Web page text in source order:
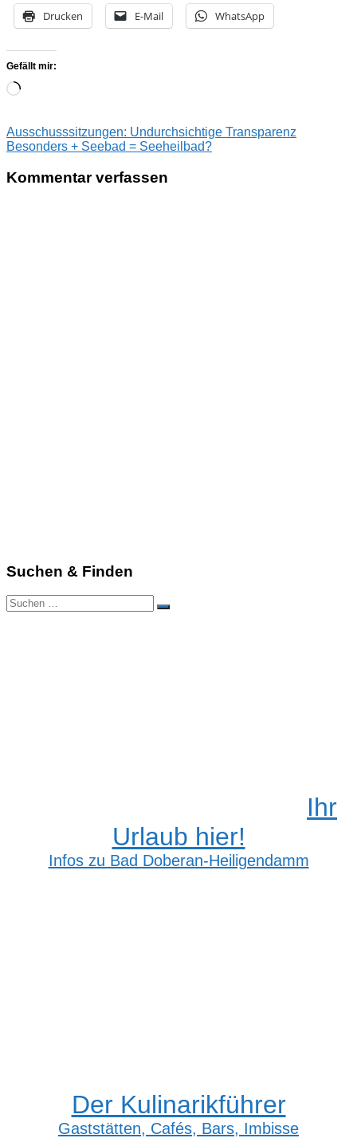
Drucken E-Mail WhatsApp
Gefällt mir:
Wird
Beitragsnavigation
Vorheriger
Beitrag:
Ausschusssitzungen: Undurchsichtige Transparenz
Nächster
Besonders + Seebad = Seeheilbad?
Kommentar verfassen
Suchen & Finden
Suchen
nach:
Suchen
Ihr
Urlaub hier!
Infos zu Bad Doberan-Heiligendamm
Der Kulinarikführer
Gaststätten, Cafés, Bars, Imbisse